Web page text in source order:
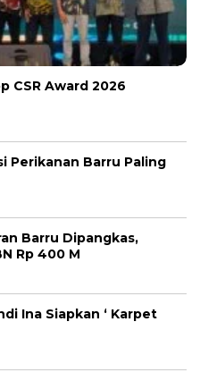
CSR Award 2026
Perikanan Barru Paling
Barru Dipangkas,
Rp 400 M
Ina Siapkan ‘ Karpet